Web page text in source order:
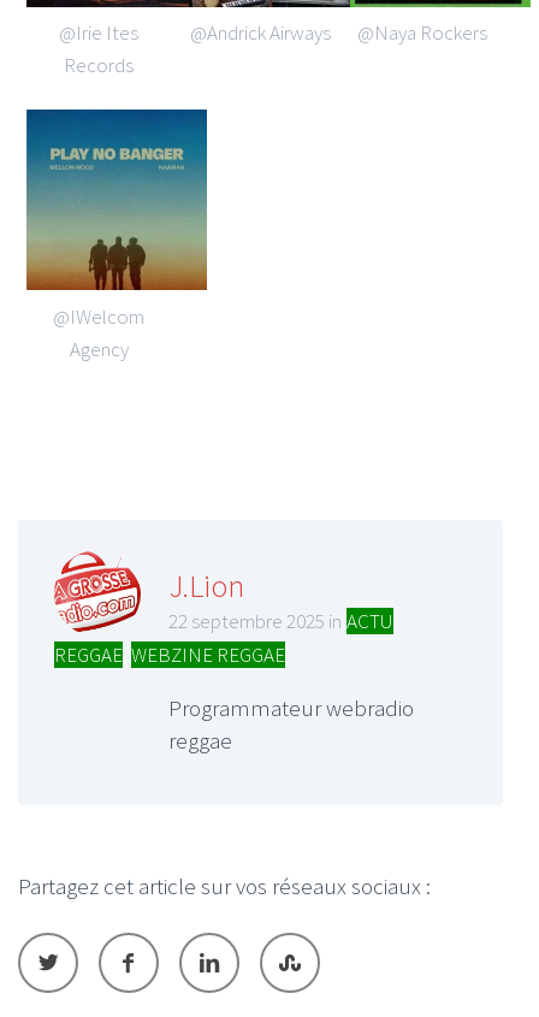
@Irie Ites
Records
@Andrick Airways @Naya Rockers
@IWelcom
Agency
J.Lion
22 septembre 2025 in ACTU
REGGAE WEBZINE REGGAE
Programmateur webradio
reggae
Partagez cet article sur vos réseaux sociaux :